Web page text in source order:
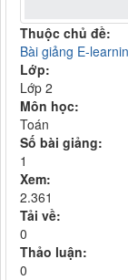
Thuộc chủ đề:
Bài giảng E-
Lớp:
Lớp 2
Môn học:
Toán
Số bài giảng:
1
Xem:
2.361
Tải về:
0
Thảo luận:
0